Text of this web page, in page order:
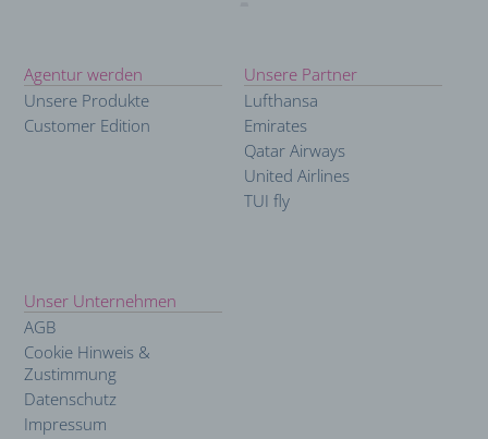
Hauptnavigation
[offener
Agentur werden
Unsere Produkte
Customer Edition
Unsere Partner
Lufthansa
Emirates
Qatar Airways
United Airlines
TUI fly
Unser Unternehmen
AGB
Cookie Hinweis &
Zustimmung
Datenschutz
Impressum